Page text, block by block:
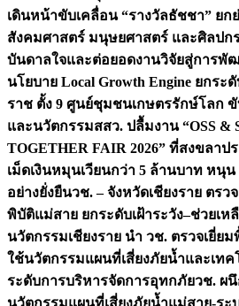
เดินหน้าขับเคลื่อน “รางวัลธัชชา” ย
สังคมศาสตร์ มนุษยศาสตร์ และศิลปก
บันดาลใจและต่อยอดงานวิจัยสู่การพั
นโยบาย Local Growth Engine ยกร
ราช ตั้ง 9 ศูนย์ชุมชนเกษตรรักษ์โลก
และนวัตกรรมสสว. ปลื้มงาน “OSS &
TOGETHER FAIR 2026” ที่สงขลาป
เม็ดเงินหมุนเวียนกว่า 5 ล้านบาท หนุน
อย่างยั่งยืนวช. – จังหวัดเชียงราย ตร
พิบัติแม่สาย ยกระดับเฝ้าระวัง–ช่วยเห
นวัตกรรมเชียงราย นำ วช. ตรวจเยี่
ใช้นวัตกรรมแผนที่เสี่ยงภัยน้ำและเท
ระดับการบริหารจัดการอุทกภัยวช. ผนึ
นวัตกรรมแผนที่เสี่ยงภัยน้ำแม่สาย-ร